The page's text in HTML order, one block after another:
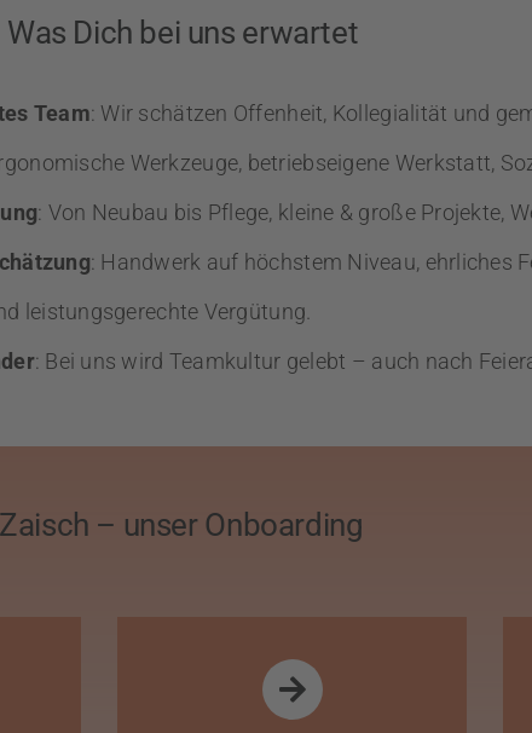
Dich bei uns erwartet
Team: Wir schätzen Offenheit, Kollegialität und
Werkzeuge, betriebseigene Werkstatt,
: Von Neubau bis Pflege, kleine & große Projekte,
: Handwerk auf höchstem Niveau, ehrliches
leistungsgerechte Vergütung.
: Bei uns wird Teamkultur gelebt – auch nach
– unser Onboarding